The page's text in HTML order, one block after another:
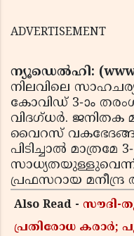
ADVERTISEMENT
ന്യൂഡെല്‍ഹി:
നിലവിലെ
കോവിഡ് 3-ാം
വിദഗ്ധര്‍. ജനിതക
വൈറസ്
പിടിച്ചാല്‍ മാത്രമേ
പ്രഫസറായ
Also Read - സൗദി-
പ്രതിരോധ കരാർ;